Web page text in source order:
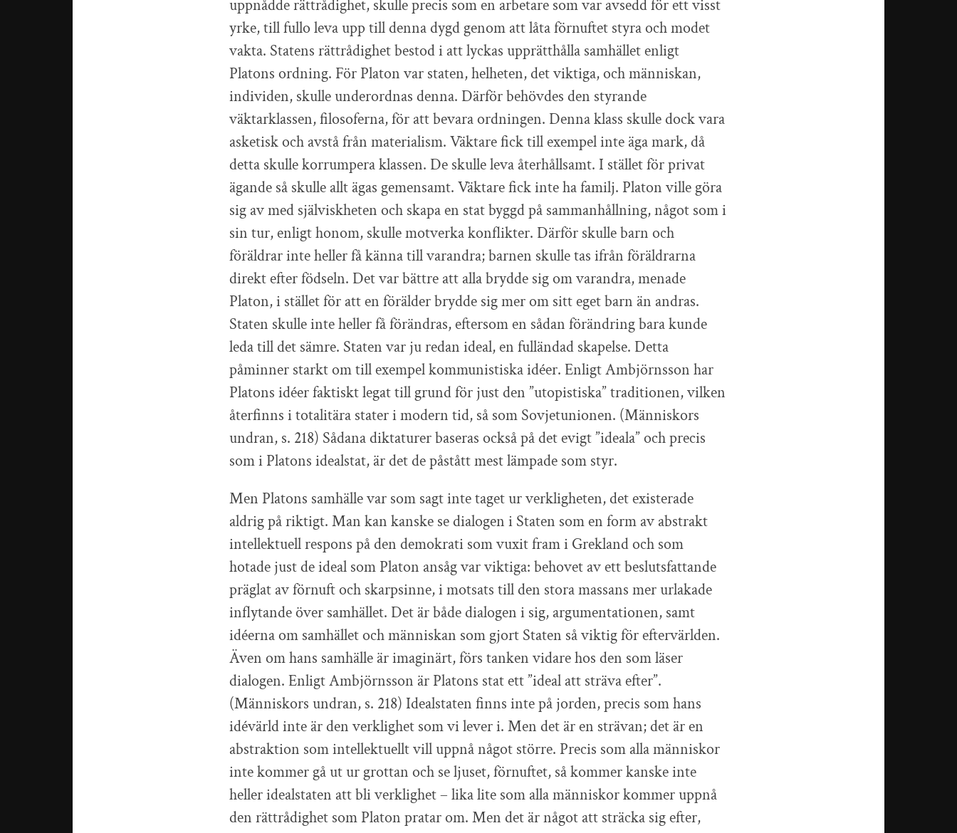
uppnådde rättrådighet, skulle precis som en arbetare som var avsedd för ett visst
yrke, till fullo leva upp till denna dygd genom att låta förnuftet styra och modet
vakta. Statens rättrådighet bestod i att lyckas upprätthålla samhället enligt
Platons ordning. För Platon var staten, helheten, det viktiga, och människan,
individen, skulle underordnas denna. Därför behövdes den styrande
väktarklassen, filosoferna, för att bevara ordningen. Denna klass skulle dock vara
asketisk och avstå från materialism. Väktare fick till exempel inte äga mark, då
detta skulle korrumpera klassen. De skulle leva återhållsamt. I stället för privat
ägande så skulle allt ägas gemensamt. Väktare fick inte ha familj. Platon ville göra
sig av med själviskheten och skapa en stat byggd på sammanhållning, något som i
sin tur, enligt honom, skulle motverka konflikter. Därför skulle barn och
föräldrar inte heller få känna till varandra; barnen skulle tas ifrån föräldrarna
direkt efter födseln. Det var bättre att alla brydde sig om varandra, menade
Platon, i stället för att en förälder brydde sig mer om sitt eget barn än andras.
Staten skulle inte heller få förändras, eftersom en sådan förändring bara kunde
leda till det sämre. Staten var ju redan ideal, en fulländad skapelse. Detta
påminner starkt om till exempel kommunistiska idéer. Enligt Ambjörnsson har
Platons idéer faktiskt legat till grund för just den ”utopistiska” traditionen, vilken
återfinns i totalitära stater i modern tid, så som Sovjetunionen. (Människors
undran, s. 218) Sådana diktaturer baseras också på det evigt ”ideala” och precis
som i Platons idealstat, är det de påstått mest lämpade som styr.
Men Platons samhälle var som sagt inte taget ur verkligheten, det existerade
aldrig på riktigt. Man kan kanske se dialogen i Staten som en form av abstrakt
intellektuell respons på den demokrati som vuxit fram i Grekland och som
hotade just de ideal som Platon ansåg var viktiga: behovet av ett beslutsfattande
präglat av förnuft och skarpsinne, i motsats till den stora massans mer urlakade
inflytande över samhället. Det är både dialogen i sig, argumentationen, samt
idéerna om samhället och människan som gjort Staten så viktig för eftervärlden.
Även om hans samhälle är imaginärt, förs tanken vidare hos den som läser
dialogen. Enligt Ambjörnsson är Platons stat ett ”ideal att sträva efter”.
(Människors undran, s. 218) Idealstaten finns inte på jorden, precis som hans
idévärld inte är den verklighet som vi lever i. Men det är en strävan; det är en
abstraktion som intellektuellt vill uppnå något större. Precis som alla människor
inte kommer gå ut ur grottan och se ljuset, förnuftet, så kommer kanske inte
heller idealstaten att bli verklighet – lika lite som alla människor kommer uppnå
den rättrådighet som Platon pratar om. Men det är något att sträcka sig efter,